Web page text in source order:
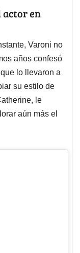
actor en
Varoni no
años confesó
lo llevaron a
su estilo de
le
aún más el